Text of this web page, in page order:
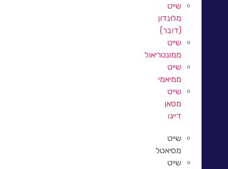
שייט
מלונדון
(דובר)
שייט
ממונטריאול
שייט
ממיאמי
שייט
מסאן
דייגו
שייט
מסיאטל
שייט